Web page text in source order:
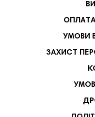
УМОВИ
ЗАХИСТ